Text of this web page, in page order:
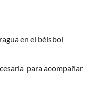
en el béisbol
para acompañar